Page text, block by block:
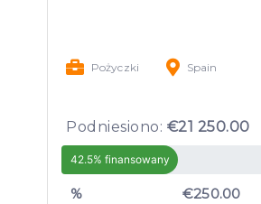
Pożyczki Spain
Podniesiono: €21 250.00
42.5% finansowany
% €250.00